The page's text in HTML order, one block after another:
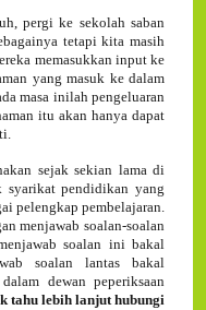
pergi ke sekolah saban
tetapi kita masih
memasukkan input ke
yang masuk ke dalam
masa inilah pengeluaran
itu akan hanya dapat
sejak sekian lama di
syarikat pendidikan yang
pelengkap pembelajaran.
menjawab soalan-soalan
soalan ini bakal
soalan lantas bakal
dewan peperiksaan
tahu lebih lanjut hubungi